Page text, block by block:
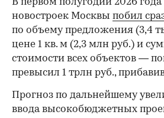
В первом полугодии 2026
новостроек Москвы побил
по объему предложения (3,4
цене 1 кв. м (2,3 млн руб.) и
стоимости всех объектов —
превысил 1 трлн руб.,
Прогноз по дальнейшему
ввода высокобюджетных